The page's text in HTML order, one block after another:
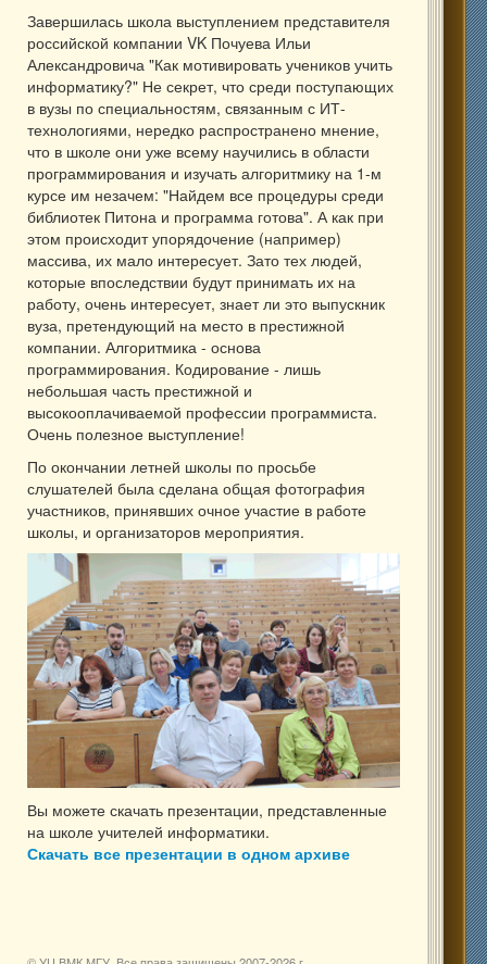
Завершилась школа выступлением представителя
российской компании VK Почуева Ильи
Александровича "Как мотивировать учеников учить
информатику?" Не секрет, что среди поступающих
в вузы по специальностям, связанным с ИТ-
технологиями, нередко распространено мнение,
что в школе они уже всему научились в области
программирования и изучать алгоритмику на 1-м
курсе им незачем: "Найдем все процедуры среди
библиотек Питона и программа готова". А как при
этом происходит упорядочение (например)
массива, их мало интересует. Зато тех людей,
которые впоследствии будут принимать их на
работу, очень интересует, знает ли это выпускник
вуза, претендующий на место в престижной
компании. Алгоритмика - основа
программирования. Кодирование - лишь
небольшая часть престижной и
высокооплачиваемой профессии программиста.
Очень полезное выступление!
По окончании летней школы по просьбе
слушателей была сделана общая фотография
участников, принявших очное участие в работе
школы, и организаторов мероприятия.
Вы можете скачать презентации, представленные
на школе учителей информатики.
Скачать все презентации в одном архиве